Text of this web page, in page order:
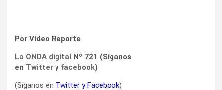
Por Vídeo Reporte
La ONDA digital Nº 721 (Síganos
en Twitter y facebook)
(Síganos en Twitter yFacebook)